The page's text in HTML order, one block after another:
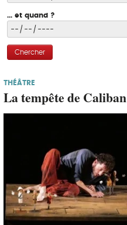
... et quand ?
Chercher
THÉÂTRE
La tempête de Caliban